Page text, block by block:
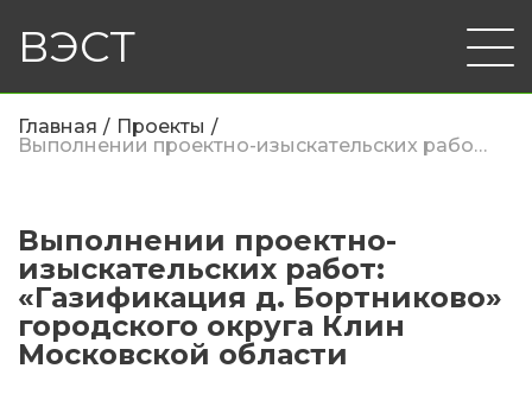
ВЭСТ
Главная
Проекты
Выполнении проектно-изыскательских работ: «Газификация д. Бортниково» городского округа Клин Московской области
Выполнении проектно-
изыскательских работ:
«Газификация д. Бортниково»
городского округа Клин
Московской области